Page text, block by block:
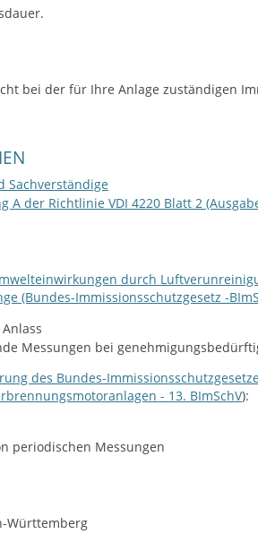
bei der für Ihre Anlage zuständigen
Sachverständige
A der Richtlinie VDI 4220 Blatt 2
durch
(Bundes-Immissionsschutzgesetz -
Messungen bei
des Bundes-
- 13. BImSchV):
periodischen Messungen
Württemberg